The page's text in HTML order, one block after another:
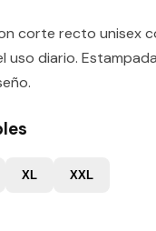
corte recto unisex
uso diario.
XL XXL